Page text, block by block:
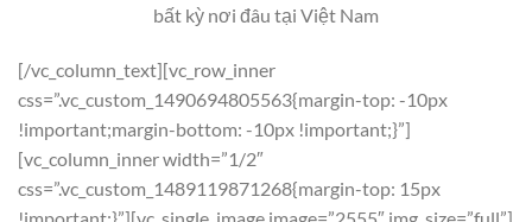
bất kỳ nơi đâu tại Việt Nam
[/vc_column_text][vc_row_inner
css=”.vc_custom_1490694805563{margin-top: -10px
!important;margin-bottom: -10px !important;}”]
[vc_column_inner width=”1/2″
css=”.vc_custom_1489119871268{margin-top: 15px